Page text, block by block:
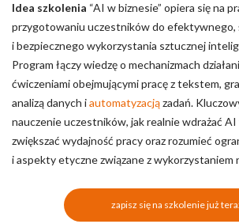
Idea szkolenia “AI w biznesie” opiera się na
przygotowaniu uczestników do efektywnego,
i bezpiecznego wykorzystania sztucznej
Program łączy wiedzę o mechanizmach
ćwiczeniami obejmującymi pracę z tekstem,
analizą danych iautomatyzacjązadań.
nauczenie uczestników, jak realnie wdrażać
zwiększać wydajność pracy oraz rozumieć
i aspekty etyczne związane z
zapisz się na szkolenie już